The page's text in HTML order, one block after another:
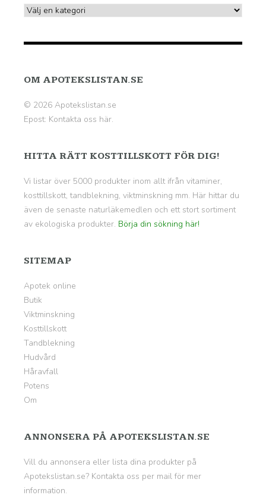
OM APOTEKSLISTAN.SE
© 2026 Apotekslistan.se
Epost: Kontakta oss här.
HITTA RÄTT KOSTTILLSKOTT FÖR DIG!
Vi listar över 5000 produkter inom allt ifrån vitaminer,
kosttillskott, tandblekning, viktminskning mm. Här hittar du
även de senaste naturläkemedlen och ett stort sortiment
av ekologiska produkter. Börja din sökning här!
SITEMAP
Apotek online
Butik
Viktminskning
Kosttillskott
Tandblekning
Hudvård
Håravfall
Potens
Om
ANNONSERA PÅ APOTEKSLISTAN.SE
Vill du annonsera eller lista dina produkter på
Apotekslistan.se? Kontakta oss per mail för mer
information.